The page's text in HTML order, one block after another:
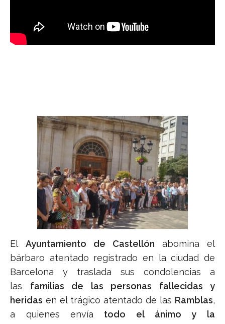
El Ayuntamiento de Castellón abomina el
bárbaro atentado registrado en la ciudad de
Barcelona y traslada sus condolencias a
las familias de las personas fallecidas y
heridas en el trágico atentado de las Ramblas,
a quienes envía todo el ánimo y la